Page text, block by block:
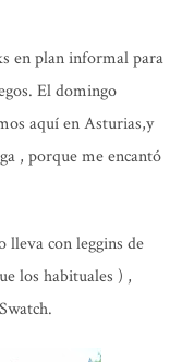
en plan informal para
El domingo
aquí en Asturias,y
, porque me encantó
lleva con leggins de
los habituales ) ,